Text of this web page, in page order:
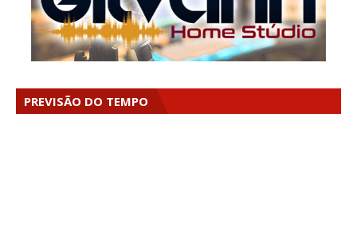
PREVISÃO DO TEMPO